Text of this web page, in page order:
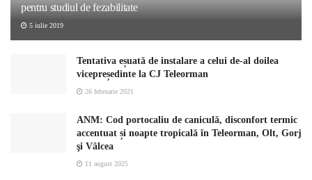
pentru studiul de fezabilitate
5 iulie 2019
Tentativa eșuată de instalare a celui de-al doilea
vicepreședinte la CJ Teleorman
26 februarie 2021
ANM: Cod portocaliu de caniculă, disconfort termic
accentuat și noapte tropicală în Teleorman, Olt, Gorj
şi Vâlcea
11 august 2025